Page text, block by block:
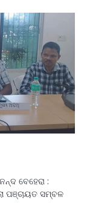
ବେହେରା :
ପଞ୍ଚାୟତ ସମ୍ବଳ